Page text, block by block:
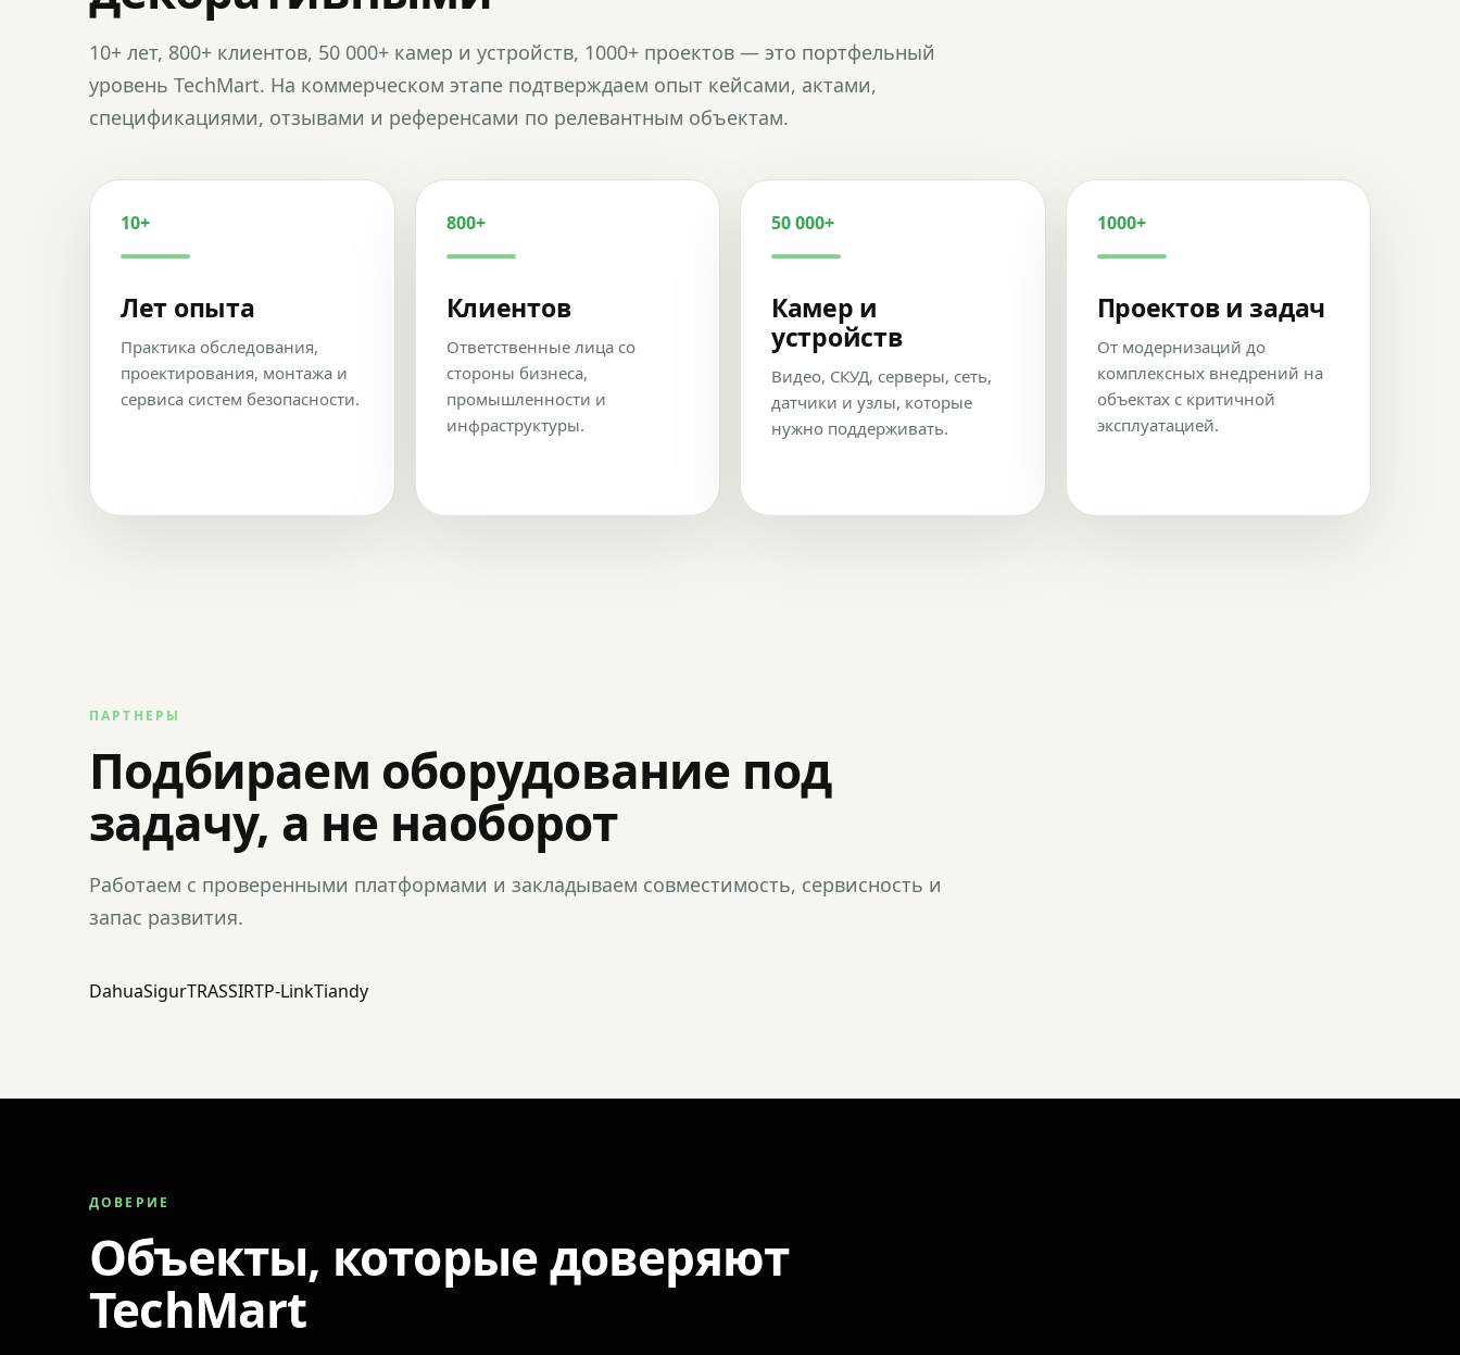
10+ лет, 800+ клиентов, 50 000+ камер и устройств, 1000+ проектов — это портфельный
уровень TechMart. На коммерческом этапе подтверждаем опыт кейсами, актами,
спецификациями, отзывами и референсами по релевантным объектам.
10+
Лет опыта
Практика обследования,
проектирования, монтажа и
сервиса систем безопасности.
800+
Клиентов
Ответственные лица со
стороны бизнеса,
промышленности и
инфраструктуры.
50 000+
Камер и
устройств
Видео, СКУД, серверы, сеть,
датчики и узлы, которые
нужно поддерживать.
1000+
Проектов и задач
От модернизаций до
комплексных внедрений на
объектах с критичной
эксплуатацией.
ПАРТНЕРЫ
Подбираем оборудование под
задачу, а не наоборот
Работаем с проверенными платформами и закладываем совместимость, сервисность и
запас развития.
DahuaSigurTRASSIRTP-LinkTiandy
ДОВЕРИЕ
Объекты, которые доверяют
TechMart